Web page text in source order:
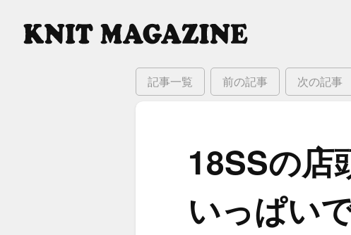
記事一覧 前の記事 次の記事
18SSの​店
いっぱい